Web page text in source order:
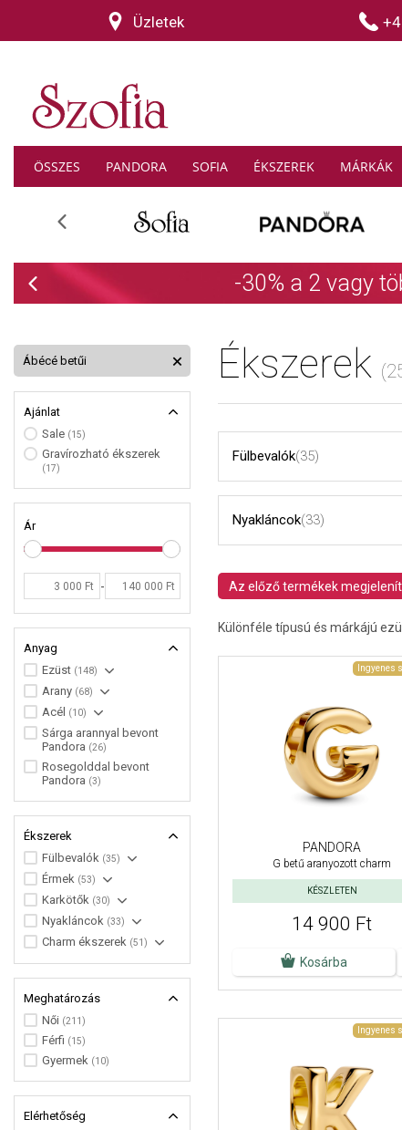
Üzletek
ÖSSZES PANDORA SOFIA ÉKSZEREK MÁRKÁK
Ábécé betűi
Ajánlat
Sale (15)
Gravírozható ékszerek
(17)
Ár
-
Anyag
Ezüst (148)
Arany (68)
Acél (10)
Sárga arannyal bevont
Pandora (26)
Rosegolddal bevont
Pandora (3)
Ékszerek
Fülbevalók (35)
Érmek (53)
Karkötők (30)
Nyakláncok (33)
Charm ékszerek (51)
Meghatározás
Női (211)
Férfi (15)
Gyermek (10)
Elérhetőség
Ékszerek
Fülbevalók(35)
Nyakláncok(33)
Az előző termékek
Különféle típusú és márkájú
Ingyenes
PANDORA
G betű aranyozott charm
KÉSZLETEN
14 900 Ft
Kosárba
Ingyenes